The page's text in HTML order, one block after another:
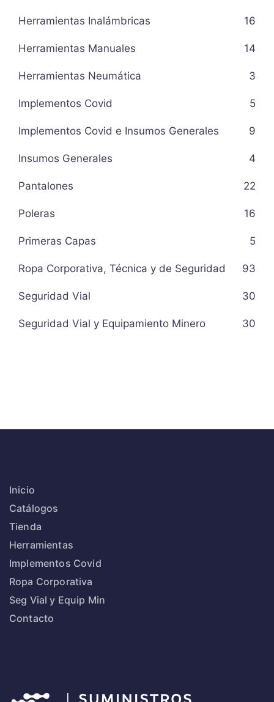
Herramientas Inalámbricas 16
Herramientas Manuales 14
Herramientas Neumática 3
Implementos Covid 5
Implementos Covid e Insumos Generales 9
Insumos Generales 4
Pantalones 22
Poleras 16
Primeras Capas 5
Ropa Corporativa, Técnica y de Seguridad 93
Seguridad Vial 30
Seguridad Vial y Equipamiento Minero 30
Inicio
Catálogos
Tienda
Herramientas
Implementos Covid
Ropa Corporativa
Seg Vial y Equip Min
Contacto